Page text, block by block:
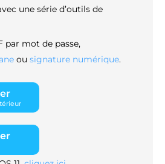
une série d’outils de
par mot de passe,
ou signature numérique.